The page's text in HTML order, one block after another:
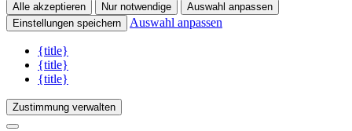
Alle akzeptieren Nur notwendige
Auswahl anpassen
Einstellungen speichern
Auswahl anpassen
{title}
{title}
{title}
Zustimmung verwalten